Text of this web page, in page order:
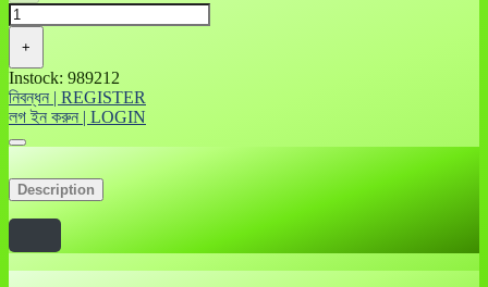
+
Instock: 989212
নিবন্ধন | REGISTER
লগ ইন করুন | LOGIN
Description